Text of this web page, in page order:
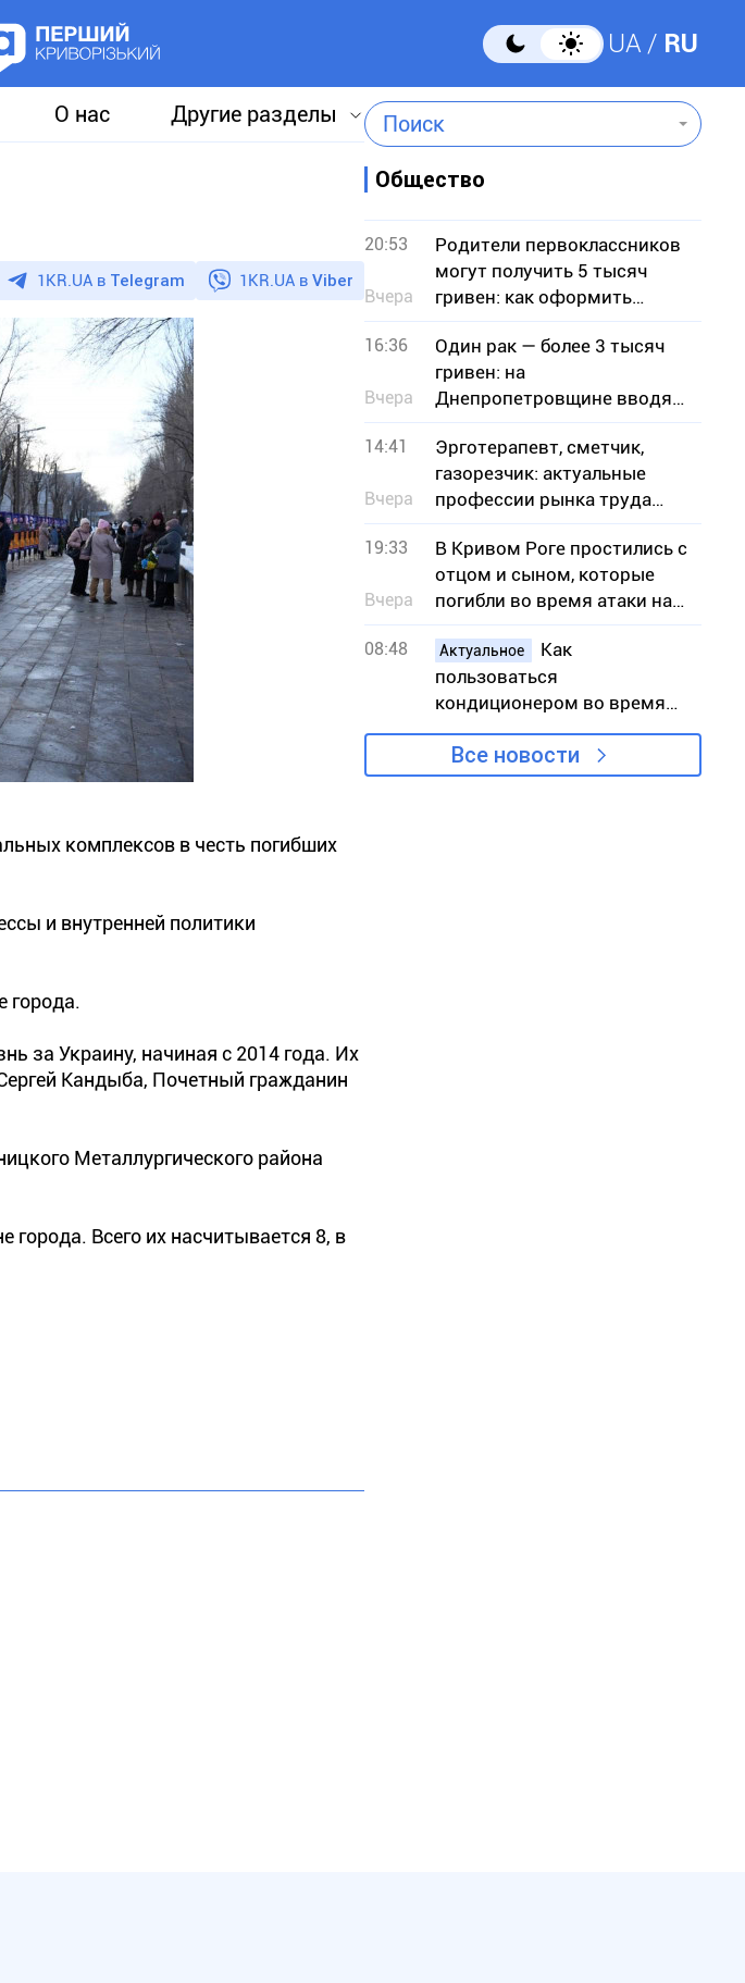
UA RU
О нас Другие разделы Поиск
1KR.UA в Telegram 1KR.UA в Viber
комплексов в честь погибших
и внутренней политики
города.
за Украину, начиная с 2014 года. Их
Кандыба, Почетный гражданин
Металлургического района
Всего их насчитывается 8, в
Общество
20:53
Вчера
Родители первоклассников
могут получить 5 тысяч
гривен: как оформить
«Пакет школьника»
16:36
Вчера
Один рак — более 3 тысяч
гривен: на
Днепропетровщине вводят
запрет на отлов
14:41
Вчера
Эрготерапевт, сметчик,
газорезчик: актуальные
профессии рынка труда
Днепропетровщины в
августе
19:33
Вчера
В Кривом Роге простились с
отцом и сыном, которые
погибли во время атаки на
АЗС
08:48 Актуальное
Как
пользоваться
кондиционером во время
жары, чтобы снизить риск
вынужденных отключений
света
Все новости